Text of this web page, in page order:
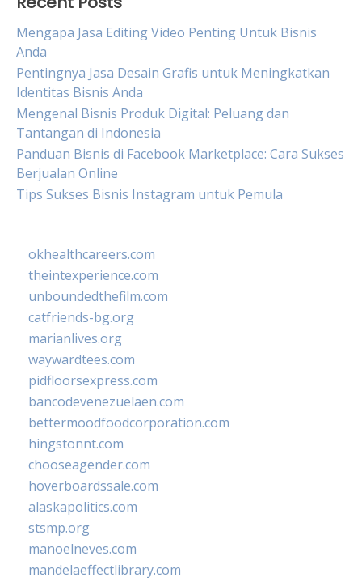
Mengapa Jasa Editing Video Penting Untuk Bisnis
Anda
Pentingnya Jasa Desain Grafis untuk Meningkatkan
Identitas Bisnis Anda
Mengenal Bisnis Produk Digital: Peluang dan
Tantangan di Indonesia
Panduan Bisnis di Facebook Marketplace: Cara Sukses
Berjualan Online
Tips Sukses Bisnis Instagram untuk Pemula
okhealthcareers.com
theintexperience.com
unboundedthefilm.com
catfriends-bg.org
marianlives.org
waywardtees.com
pidfloorsexpress.com
bancodevenezuelaen.com
bettermoodfoodcorporation.com
hingstonnt.com
chooseagender.com
hoverboardssale.com
alaskapolitics.com
stsmp.org
manoelneves.com
mandelaeffectlibrary.com